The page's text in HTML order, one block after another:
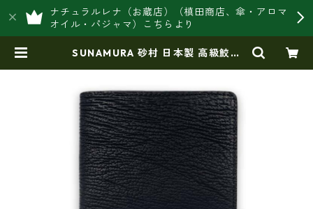
ナチュラルレナ（お蔵店）（槙田商店、傘・アロマ
オイル・パジャマ）こちらより
SUNAMURA 砂村 日本製 高級鮫革
オリジナルバッグ製造販売【日本
製・バッグ財布 専門店】レナ ジ
ャパンメイド ショップ